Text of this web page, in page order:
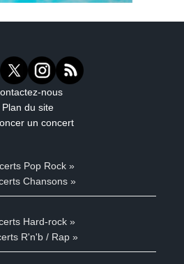
nous
Plan du site
un concert
Pop Rock »
Chansons »
Hard-rock »
R'n'b / Rap »